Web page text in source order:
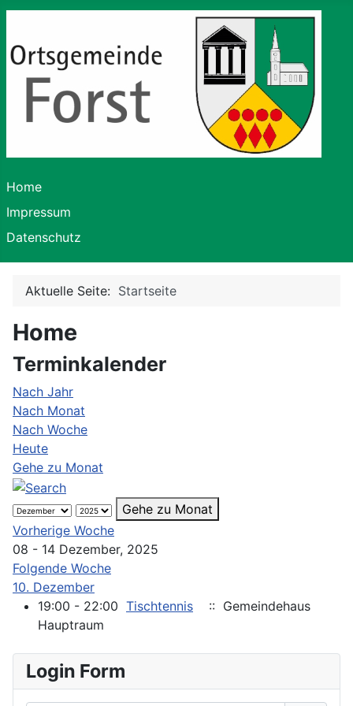
Home
Impressum
Datenschutz
Aktuelle Seite: Startseite
Home
Terminkalender
Nach Jahr
Nach Monat
Nach Woche
Heute
Gehe zu Monat
Gehe zu Monat
Vorherige Woche
08 - 14 Dezember, 2025
Folgende Woche
10. Dezember
19:00 - 22:00 Tischtennis
:: Gemeindehaus
Hauptraum
Login Form